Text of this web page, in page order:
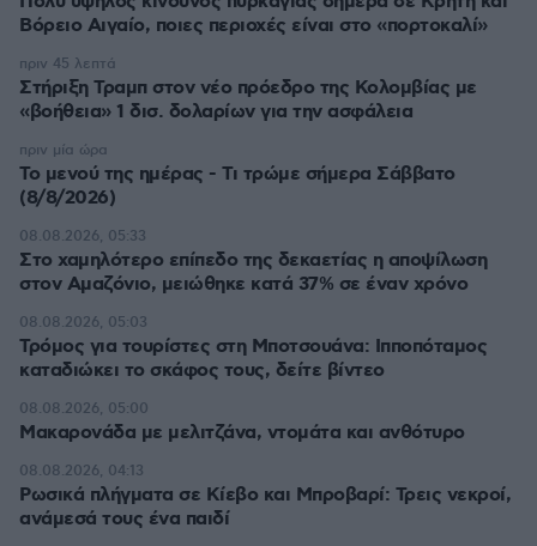
Βόρειο Αιγαίο, ποιες περιοχές είναι στο «πορτοκαλί»
Στήριξη Τραμπ στον νέο πρόεδρο της Κολομβίας με
«βοήθεια» 1 δισ. δολαρίων για την ασφάλεια
πριν 45 λεπτά
Το μενού της ημέρας - Τι τρώμε σήμερα Σάββατο
(8/8/2026)
πριν μία ώρα
Στο χαμηλότερο επίπεδο της δεκαετίας η αποψίλωση
στον Αμαζόνιο, μειώθηκε κατά 37% σε έναν χρόνο
08.08.2026, 05:33
Τρόμος για τουρίστες στη Μποτσουάνα: Ιπποπόταμος
καταδιώκει το σκάφος τους, δείτε βίντεο
08.08.2026, 05:03
Μακαρονάδα με μελιτζάνα, ντομάτα και ανθότυρο
08.08.2026, 05:00
Ρωσικά πλήγματα σε Κίεβο και Μπροβαρί: Τρεις νεκροί,
ανάμεσά τους ένα παιδί
08.08.2026, 04:13